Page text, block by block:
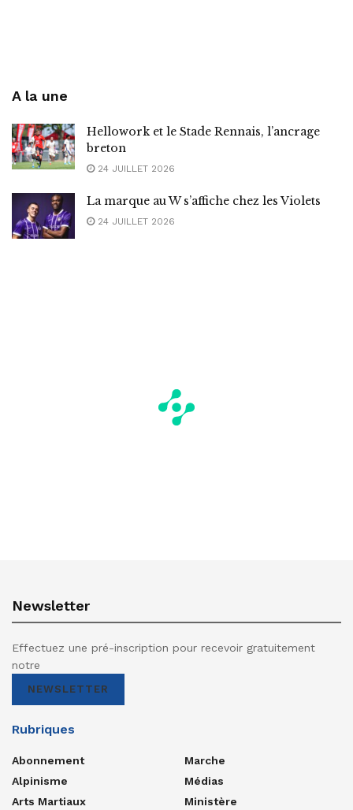
A la une
Hellowork et le Stade Rennais, l’ancrage
breton
24 JUILLET 2026
La marque au W s’affiche chez les Violets
24 JUILLET 2026
Newsletter
Effectuez une pré-inscription pour recevoir gratuitement
notre
NEWSLETTER
Rubriques
Abonnement
Alpinisme
Arts Martiaux
Marche
Médias
Ministère